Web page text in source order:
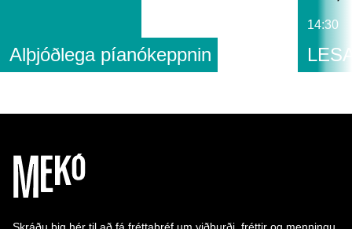
Alþjóðlega píanókeppnin
14:30